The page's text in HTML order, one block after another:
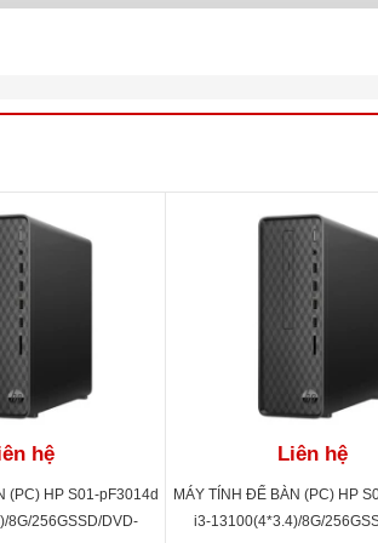
ports (3.5 mm), HD audio
45; 1 cổng VGA; 4 cổng USB 2.0
hệ
(PC) HP S01-pF3014d
8G/256GSSD/DVD-
Liên hệ
MÁY TÍNH ĐỂ BÀN (PC) HP
i3-13100(4*3.4)/8G/